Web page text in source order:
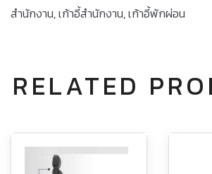
สำนักงาน,เก้าอี้สำนักงาน,เก้าอี้พักผ่อน
RELATED